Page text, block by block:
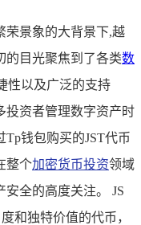
荣景象的大背景下,越
的目光聚焦到了各类数
性以及广泛的支持
投资者管理数字资产时
钱包购买的JST代币
整个加密货币投资领域
全的高度关注。 JS
和独特价值的代币，